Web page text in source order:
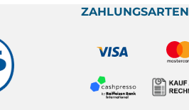
ZAHLUNGSARTEN